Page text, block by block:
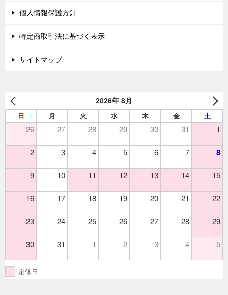
個人情報保護方針
特定商取引法に基づく表示
サイトマップ
2026年 8月
日 月 火 水 木 金 土
26 27 28 29 30 31 1
2 3 4 5 6 7 8
9 10 11 12 13 14 15
16 17 18 19 20 21 22
23 24 25 26 27 28 29
30 31 1 2 3 4 5
定休日